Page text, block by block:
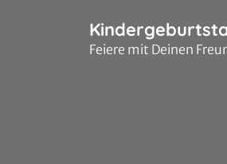
Feiere mit Deinen